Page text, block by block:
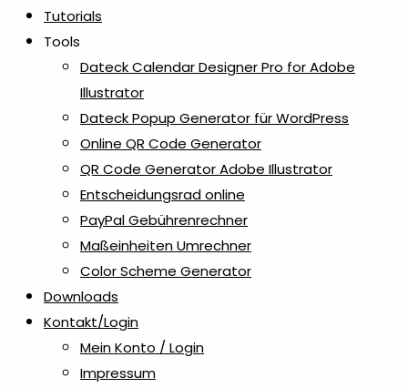
Tutorials
Tools
Dateck Calendar Designer Pro for Adobe
Illustrator
Dateck Popup Generator für WordPress
Online QR Code Generator
QR Code Generator Adobe Illustrator
Entscheidungsrad online
PayPal Gebührenrechner
Maßeinheiten Umrechner
Color Scheme Generator
Downloads
Kontakt/Login
Mein Konto / Login
Impressum